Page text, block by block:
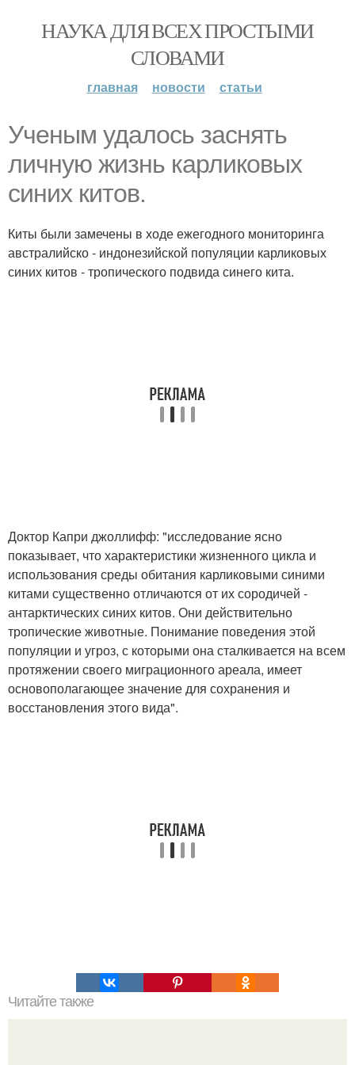
НАУКА ДЛЯ ВСЕХ ПРОСТЫМИ
СЛОВАМИ
главная новости статьи
Ученым удалось заснять
личную жизнь карликовых
синих китов.
Киты были замечены в ходе ежегодного мониторинга
австралийско - индонезийской популяции карликовых
синих китов - тропического подвида синего кита.
Доктор Капри джоллифф: "исследование ясно
показывает, что характеристики жизненного цикла и
использования среды обитания карликовыми синими
китами существенно отличаются от их сородичей -
антарктических синих китов. Они действительно
тропические животные. Понимание поведения этой
популяции и угроз, с которыми она сталкивается на всем
протяжении своего миграционного ареала, имеет
основополагающее значение для сохранения и
восстановления этого вида".
Читайте также